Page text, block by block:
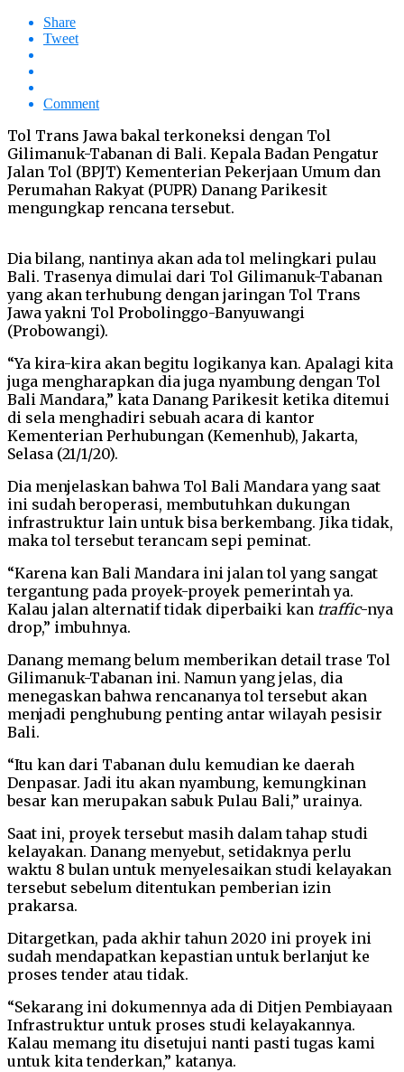
Share
Tweet
Comment
Tol Trans Jawa bakal terkoneksi dengan Tol
Gilimanuk-Tabanan di Bali. Kepala Badan Pengatur
Jalan Tol (BPJT) Kementerian Pekerjaan Umum dan
Perumahan Rakyat (PUPR) Danang Parikesit
mengungkap rencana tersebut.
Dia bilang, nantinya akan ada tol melingkari pulau
Bali. Trasenya dimulai dari Tol Gilimanuk-Tabanan
yang akan terhubung dengan jaringan Tol Trans
Jawa yakni Tol Probolinggo-Banyuwangi
(Probowangi).
“Ya kira-kira akan begitu logikanya kan. Apalagi kita
juga mengharapkan dia juga nyambung dengan Tol
Bali Mandara,” kata Danang Parikesit ketika ditemui
di sela menghadiri sebuah acara di kantor
Kementerian Perhubungan (Kemenhub), Jakarta,
Selasa (21/1/20).
Dia menjelaskan bahwa Tol Bali Mandara yang saat
ini sudah beroperasi, membutuhkan dukungan
infrastruktur lain untuk bisa berkembang. Jika tidak,
maka tol tersebut terancam sepi peminat.
“Karena kan Bali Mandara ini jalan tol yang sangat
tergantung pada proyek-proyek pemerintah ya.
Kalau jalan alternatif tidak diperbaiki kan traffic-nya
drop,” imbuhnya.
Danang memang belum memberikan detail trase Tol
Gilimanuk-Tabanan ini. Namun yang jelas, dia
menegaskan bahwa rencananya tol tersebut akan
menjadi penghubung penting antar wilayah pesisir
Bali.
“Itu kan dari Tabanan dulu kemudian ke daerah
Denpasar. Jadi itu akan nyambung, kemungkinan
besar kan merupakan sabuk Pulau Bali,” urainya.
Saat ini, proyek tersebut masih dalam tahap studi
kelayakan. Danang menyebut, setidaknya perlu
waktu 8 bulan untuk menyelesaikan studi kelayakan
tersebut sebelum ditentukan pemberian izin
prakarsa.
Ditargetkan, pada akhir tahun 2020 ini proyek ini
sudah mendapatkan kepastian untuk berlanjut ke
proses tender atau tidak.
“Sekarang ini dokumennya ada di Ditjen Pembiayaan
Infrastruktur untuk proses studi kelayakannya.
Kalau memang itu disetujui nanti pasti tugas kami
untuk kita tenderkan,” katanya.